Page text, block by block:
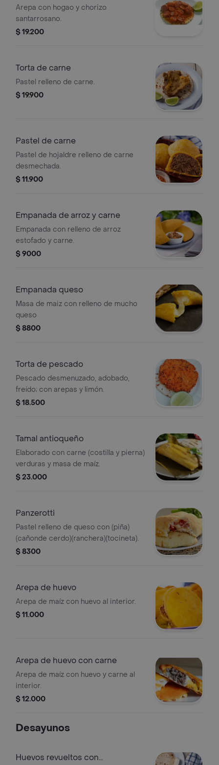
Arepa con hogao y chorizo
santarrosano.
$ 19.200
Torta de carne
Pastel relleno de carne.
$ 19.900
Pastel de carne
Pastel de hojaldre relleno de carne
desmechada.
$ 11.900
Empanada de arroz y carne
Empanada con relleno de arroz
estofado y carne.
$ 9000
Empanada queso
Masa de maiz con relleno de mucho
queso
$ 8800
Torta de pescado
Pescado desmenuzado, adobado,
freído; con arepas y limón.
$ 18.500
Tamal antioqueño
Elaborado con carne (costilla y pierna)
verduras y masa de maíz.
$ 23.000
Panzerotti
Pastel relleno de queso con (piña)
(cañonde cerdo)(ranchera)(tocineta).
$ 8300
Arepa de huevo
Arepa de maíz con huevo al interior.
$ 11.000
Arepa de huevo con carne
Arepa de maíz con huevo y carne al
interior.
$ 12.000
Desayunos
Huevos revueltos con